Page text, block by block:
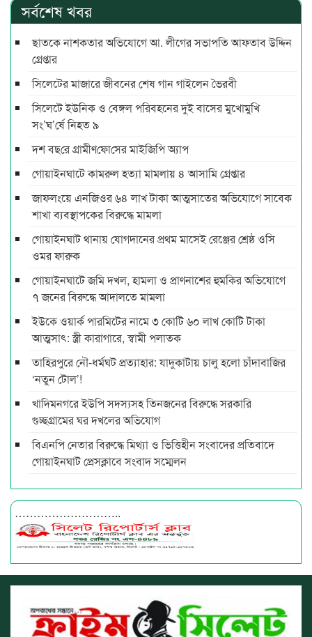
সর্বশেষ খবর
ছাতকে নাশকতার অভিযোগে আ. লীগের সভাপ‌তি আফতাব উদ্দিন
গ্রেপ্তার
সিলেটের মাজারে জীবনের শেষ গান গাইলেন ভৈরবী
সিলেটে ইউনিক ও বেঙ্গল পরিবহনের দুই বাসের মুখোমুখি
সং’ঘ’র্ষে নিহত ৯
দশ বছ‌রে গ্রামীণ‌ফো‌সের মাইজিপি অ্যাপ
গোয়াইনঘাটে কামরুল হত্যা মামলায় ৪ আসামি গ্রেপ্তার
জাফলংয়ে এনজিওর ৬৪ লাখ টাকা আত্মসাতের অভিযোগে সাবেক
শাখা ব্যবস্থাপকের বিরুদ্ধে মামলা
গোয়াইনঘাট থানায় যোগদানের প্রথম মাসেই রেঞ্জের শ্রেষ্ঠ ওসি
ওমর ফারুক
গোয়াইনঘাটে জমি দখল, হামলা ও প্রাণনাশের হুমকির অভিযোগে
৭ জনের বিরুদ্ধে আদালতে মামলা
ইউকে ওয়ার্ক পারমিটের নামে ৩ কোটি ৬০ লাখ কোটি টাকা
আত্মসাৎ: স্ত্রী কারাগারে, স্বামী পলাতক
তাহিরপুরে নৌ-ধর্মঘট প্রত্যাহার: যাদুকাটায় চালু হলো চাঁদাবাজির
‘নতুন টোল’!
খাদিমনগরে ইউপি সদস্যসহ তিনজনের বিরুদ্ধে সরকারি
গুচ্ছগ্রামের ঘর দখলের অভিযোগ
বিএনপি নেতার বিরুদ্ধে মিথ্যা ও ভিত্তিহীন সংবাদের প্রতিবাদে
গোয়াইনঘাট প্রেসক্লাবে সংবাদ সম্মেলন
………………………..